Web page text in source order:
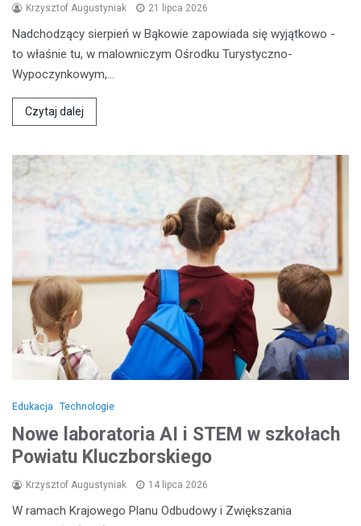
Krzysztof Augustyniak 21 lipca 2026
Nadchodzący sierpień w Bąkowie zapowiada się wyjątkowo -
to właśnie tu, w malowniczym Ośrodku Turystyczno-
Wypoczynkowym,…
Czytaj dalej
Edukacja Technologie
Nowe laboratoria AI i STEM w szkołach
Powiatu Kluczborskiego
Krzysztof Augustyniak 14 lipca 2026
W ramach Krajowego Planu Odbudowy i Zwiększania